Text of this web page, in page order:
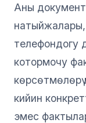
Аны
телефондогу
котормочу
кийин
эмес